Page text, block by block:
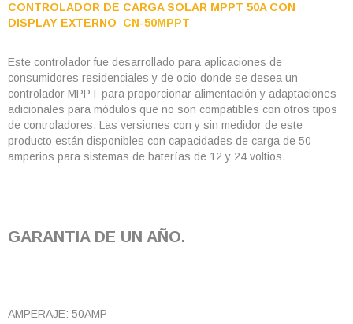
CONTROLADOR DE CARGA SOLAR MPPT 50A CON
DISPLAY EXTERNO CN-50MPPT
Este controlador fue desarrollado para aplicaciones de
consumidores residenciales y de ocio donde se desea un
controlador MPPT para proporcionar alimentación y adaptaciones
adicionales para módulos que no son compatibles con otros tipos
de controladores. Las versiones con y sin medidor de este
producto están disponibles con capacidades de carga de 50
amperios para sistemas de baterías de 12 y 24 voltios.
GARANTIA DE UN AÑO.
AMPERAJE: 50AMP